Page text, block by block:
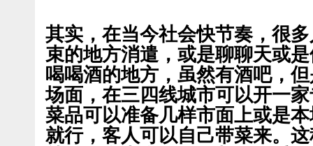
其实，在当今社会快节奏，很
束的地方消遣，或是聊聊天或
喝喝酒的地方，虽然有酒吧，
场面，在三四线城市可以开一
菜品可以准备几样市面上或是
就行，客人可以自己带菜来。